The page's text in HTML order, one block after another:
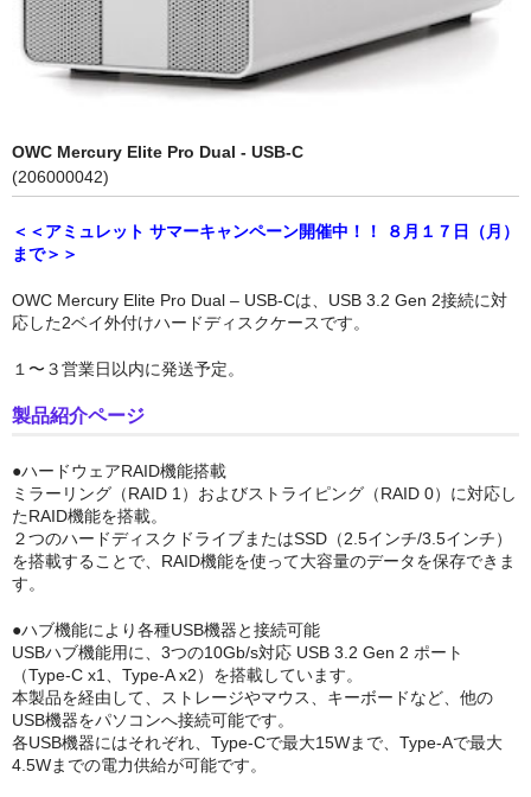
PowerColor
NewerTech
Lin4NeuroプリインストールPC
用途別から探す
PCIe拡張ボックス
GPU拡張ボックス
GPU拡張ボックスセット
SSD
ケーブル＆変換アダプタ
ポータブルストレージセット
ドッキングステーション
ネットワークアダプタ
OWC Mercury Elite Pro Dual - USB-C
(206000042)
＜＜アミュレット サマーキャンペーン開催中！！ ８月１７日（月）
まで＞＞
OWC Mercury Elite Pro Dual – USB-Cは、USB 3.2 Gen 2接続に対
応した2ベイ外付けハードディスクケースです。
１〜３営業日以内に発送予定。
製品紹介ページ
●ハードウェアRAID機能搭載
ミラーリング（RAID 1）およびストライピング（RAID 0）に対応し
たRAID機能を搭載。
２つのハードディスクドライブまたはSSD（2.5インチ/3.5インチ）
を搭載することで、RAID機能を使って大容量のデータを保存できま
す。
●ハブ機能により各種USB機器と接続可能
USBハブ機能用に、3つの10Gb/s対応 USB 3.2 Gen 2 ポート
（Type-C x1、Type-A x2）を搭載しています。
本製品を経由して、ストレージやマウス、キーボードなど、他の
USB機器をパソコンへ接続可能です。
各USB機器にはそれぞれ、Type-Cで最大15Wまで、Type-Aで最大
4.5Wまでの電力供給が可能です。